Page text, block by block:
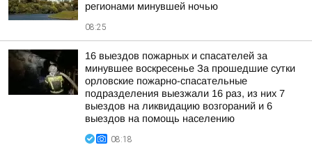
регионами минувшей ночью
08:25
16 выездов пожарных и спасателей за
минувшее воскресенье За прошедшие сутки
орловские пожарно-спасательные
подразделения выезжали 16 раз, из них 7
выездов на ликвидацию возгораний и 6
выездов на помощь населению
08:18